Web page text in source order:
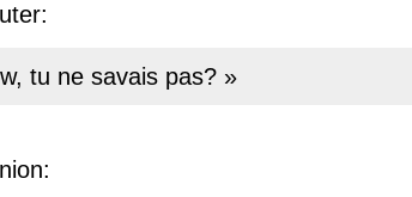
tu ne savais pas? »